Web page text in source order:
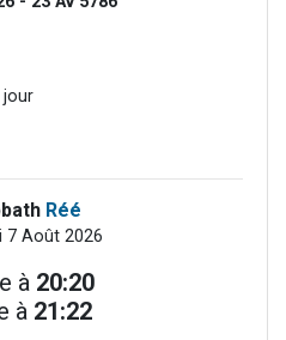
jour
Réé
7 Août 2026
à 20:20
à 21:22